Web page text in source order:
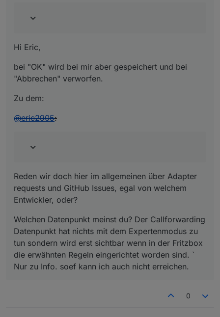
Hi Eric,
bei "OK" wird bei mir aber gespeichert und bei
"Abbrechen" verworfen.
Zu dem:
@eric2905:
Reden wir doch hier im allgemeinen über Adapter
requests und GitHub Issues, egal von welchem
Entwickler, oder?
Welchen Datenpunkt meinst du? Der Callforwarding
Datenpunkt hat nichts mit dem Expertenmodus zu
tun sondern wird erst sichtbar wenn in der Fritzbox
die erwähnten Regeln eingerichtet worden sind. `
Nur zu Info. soef kann ich auch nicht erreichen.
0